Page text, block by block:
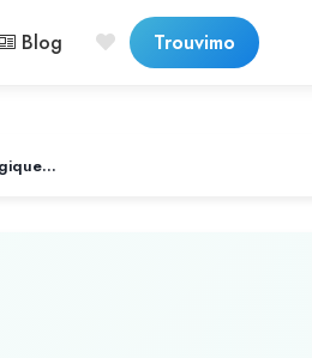
Blog Trouvimo
Les bornes de recharge : un atout stratégique pour les entreprises électriques